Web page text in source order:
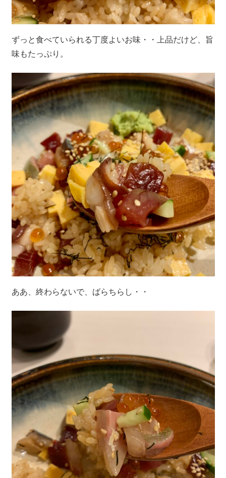
ずっと食べていられる丁度よいお味・・上品だけど、旨
味もたっぷり。
ああ、終わらないで、ばらちらし・・